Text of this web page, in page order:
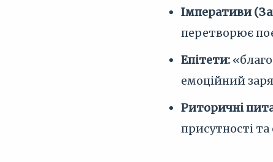
Імперативи
перетворює
Епітети:
емоційний
Риторичні
присутності та